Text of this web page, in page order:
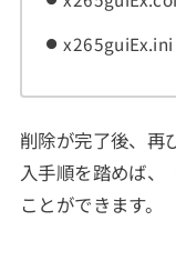
x265guiEx.ini
削除が完了後、再
入手順を踏めば、
ことができます。